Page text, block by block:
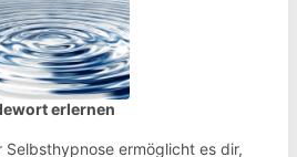
erlernen
Selbsthypnose ermöglicht es dir,